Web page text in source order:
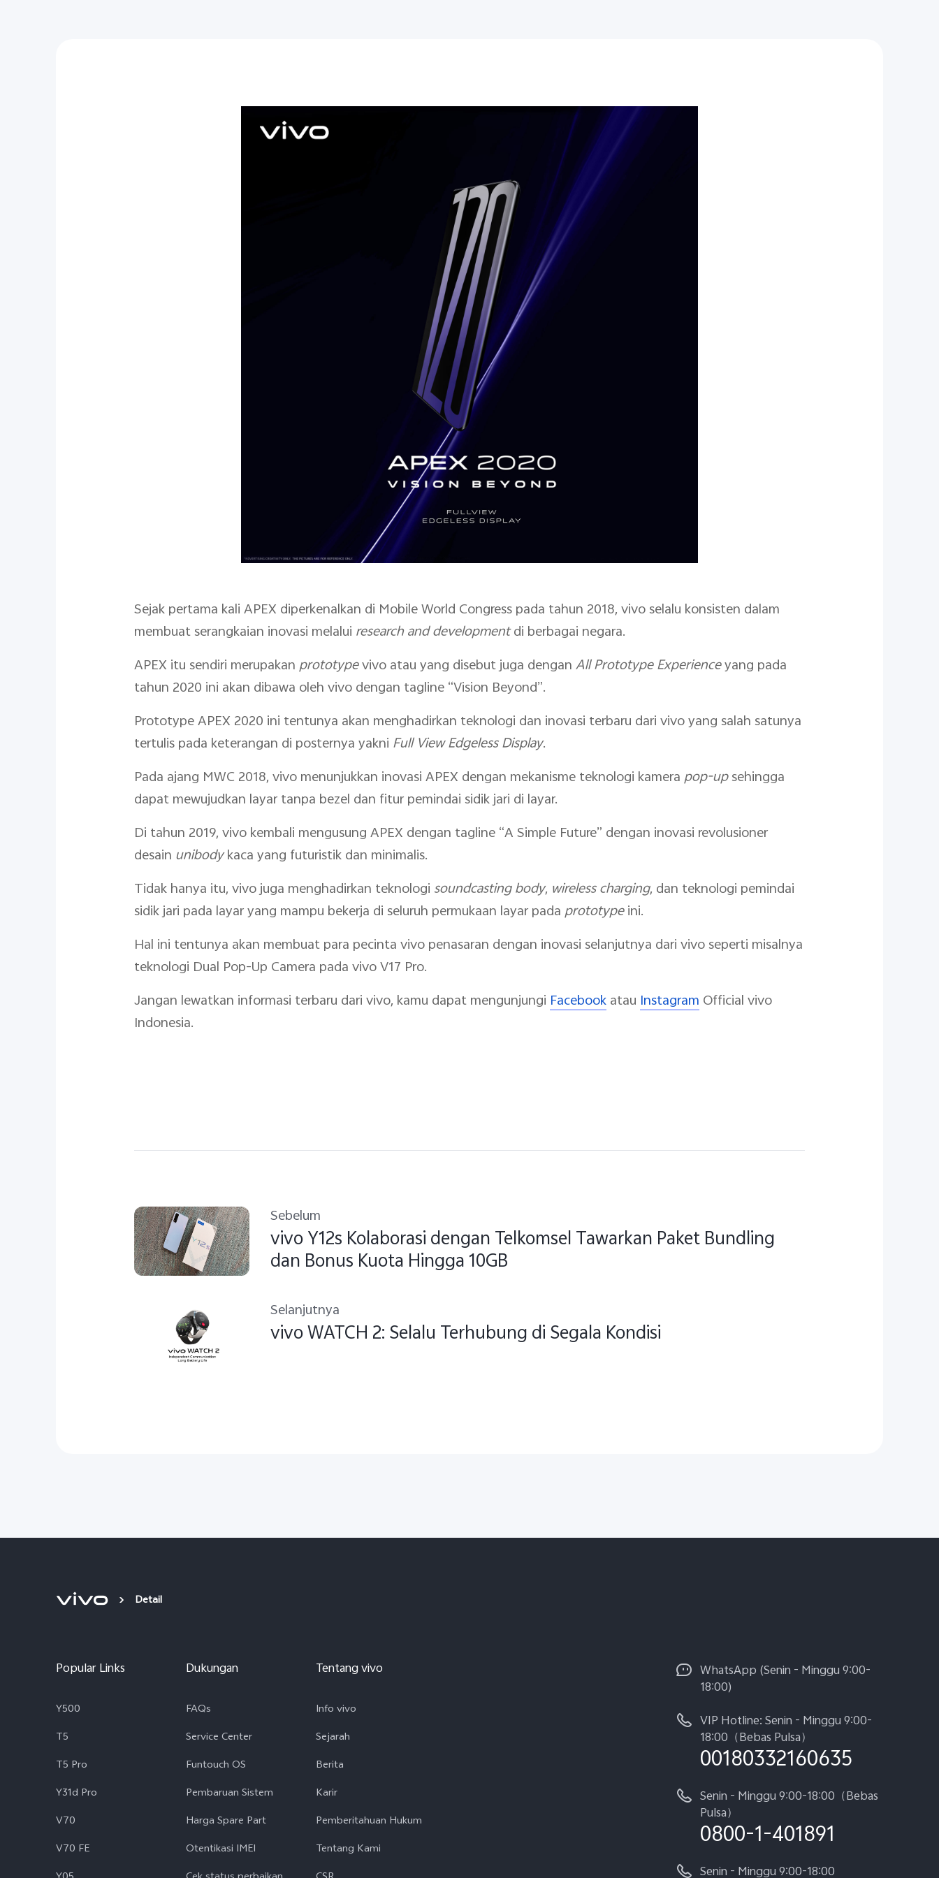
Sejak pertama kali APEX diperkenalkan di Mobile World Congress pada tahun 2018, vivo selalu konsisten dalam
membuat serangkaian inovasi melalui research and developmentdi berbagai negara.
APEX itu sendiri merupakanprototypevivo atau yang disebut juga denganAll Prototype Experienceyang pada
tahun 2020 ini akan dibawa oleh vivo dengan tagline “Vision Beyond”.
Prototype APEX 2020 ini tentunya akan menghadirkan teknologi dan inovasi terbaru dari vivo yang salah satunya
tertulis pada keterangan di posternya yakni Full View Edgeless Display.
Pada ajang MWC 2018, vivo menunjukkan inovasi APEX dengan mekanisme teknologi kamerapop-upsehingga
dapat mewujudkan layar tanpa bezel dan fitur pemindai sidik jari di layar.
Di tahun 2019, vivo kembali mengusung APEX dengan tagline “A Simple Future” dengan inovasi revolusioner
desain unibodykaca yang futuristik dan minimalis.
Tidak hanya itu, vivo juga menghadirkan teknologi soundcasting body, wireless charging, dan teknologi pemindai
sidik jari pada layar yang mampu bekerja di seluruh permukaan layar padaprototypeini.
Hal ini tentunya akan membuat para pecinta vivo penasaran dengan inovasi selanjutnya dari vivo seperti misalnya
teknologi Dual Pop-Up Camera pada vivo V17 Pro.
Jangan lewatkan informasi terbaru dari vivo, kamu dapat mengunjungi Facebookatau Instagram Official vivo
Indonesia.
Sebelum
vivo Y12s Kolaborasi dengan Telkomsel Tawarkan Paket Bundling
dan Bonus Kuota Hingga 10GB
Selanjutnya
vivo WATCH 2: Selalu Terhubung di Segala Kondisi
Detail
Popular Links
Y500
T5
T5 Pro
Y31d Pro
V70
V70 FE
Dukungan
FAQs
Service Center
Funtouch OS
Pembaruan Sistem
Harga Spare Part
Otentikasi IMEI
Tentang vivo
Info vivo
Sejarah
Berita
Karir
Pemberitahuan Hukum
Tentang Kami
WhatsApp (Senin - Minggu 9:00-
18:00)
VIP Hotline: Senin - Minggu 9:00-
18:00（Bebas Pulsa）
00180332160635
Senin - Minggu 9:00-18:00（Bebas
Pulsa）
0800-1-401891
Senin - Minggu 9:00-18:00